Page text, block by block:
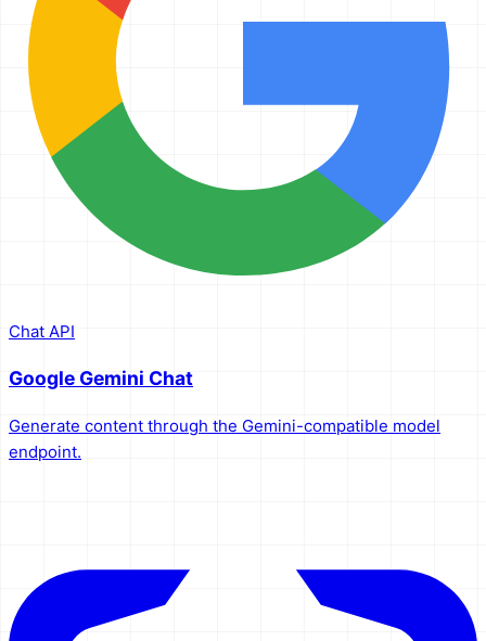
Chat API
Google Gemini Chat
Generate content through the Gemini-compatible model
endpoint.